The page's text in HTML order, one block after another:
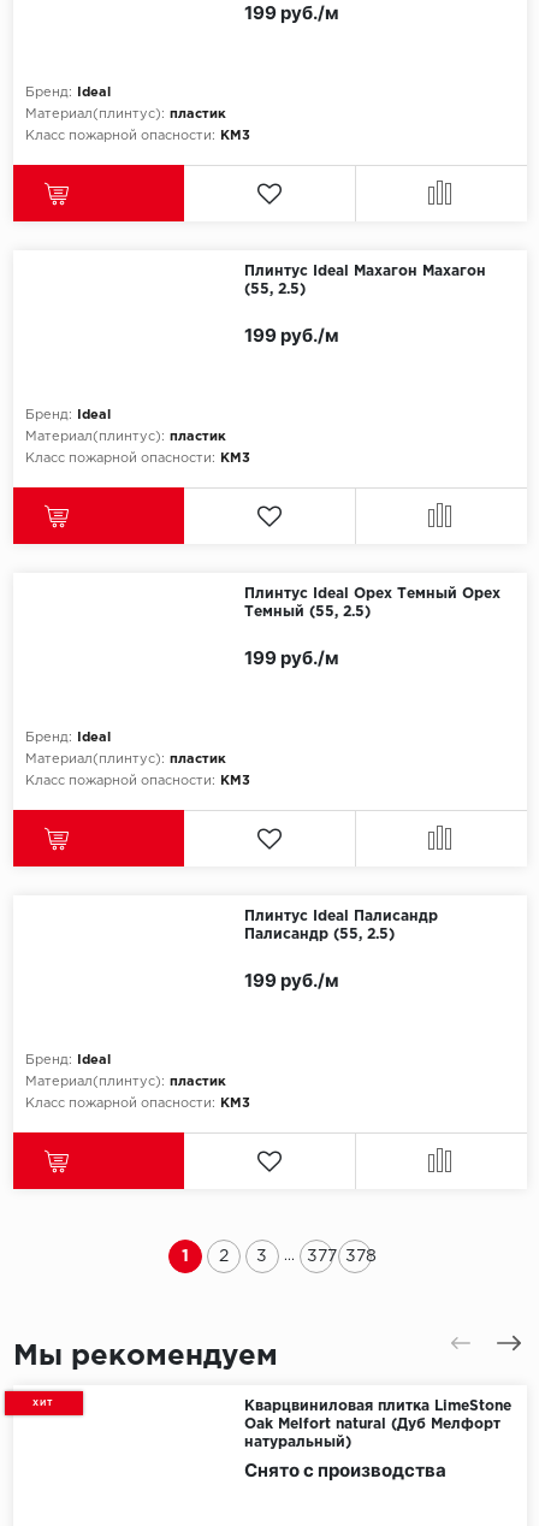
Бренд:
Ideal
Материал(плинтус): пластик
Класс пожарной опасности:
КМ3
199 руб./м
Плинтус Ideal Махагон Махагон
(55, 2.5)
Бренд:
Ideal
Материал(плинтус): пластик
Класс пожарной опасности:
КМ3
199 руб./м
Плинтус Ideal Орех Темный Орех
Темный (55, 2.5)
Бренд:
Ideal
Материал(плинтус): пластик
Класс пожарной опасности:
КМ3
199 руб./м
Плинтус Ideal Палисандр
Палисандр (55, 2.5)
Бренд:
Ideal
Материал(плинтус): пластик
Класс пожарной опасности:
КМ3
199 руб./м
1 2 3 ... 377 378
Мы рекомендуем
ХИТ
Кварцвиниловая плитка LimeStone
Oak Melfort natural (Дуб Мелфорт
натуральный)
Снято с производства